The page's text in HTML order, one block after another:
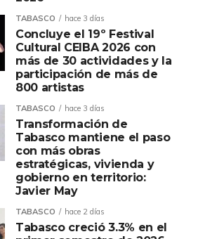
TABASCO hace 3 días
Concluye el 19º Festival
Cultural CEIBA 2026 con
más de 30 actividades y la
participación de más de
800 artistas
TABASCO hace 3 días
Transformación de
Tabasco mantiene el paso
con más obras
estratégicas, vivienda y
gobierno en territorio:
Javier May
TABASCO hace 2 días
Tabasco creció 3.3% en el